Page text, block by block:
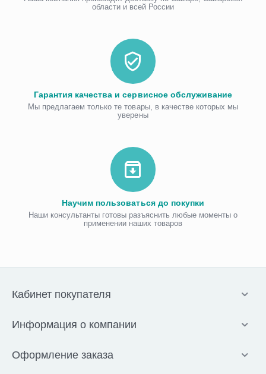
области и всей России
Гарантия качества и сервисное обслуживание
Мы предлагаем только те товары, в качестве которых мы
уверены
Научим пользоваться до покупки
Наши консультанты готовы разъяснить любые моменты о
применении наших товаров
Кабинет покупателя
Информация о компании
Оформление заказа